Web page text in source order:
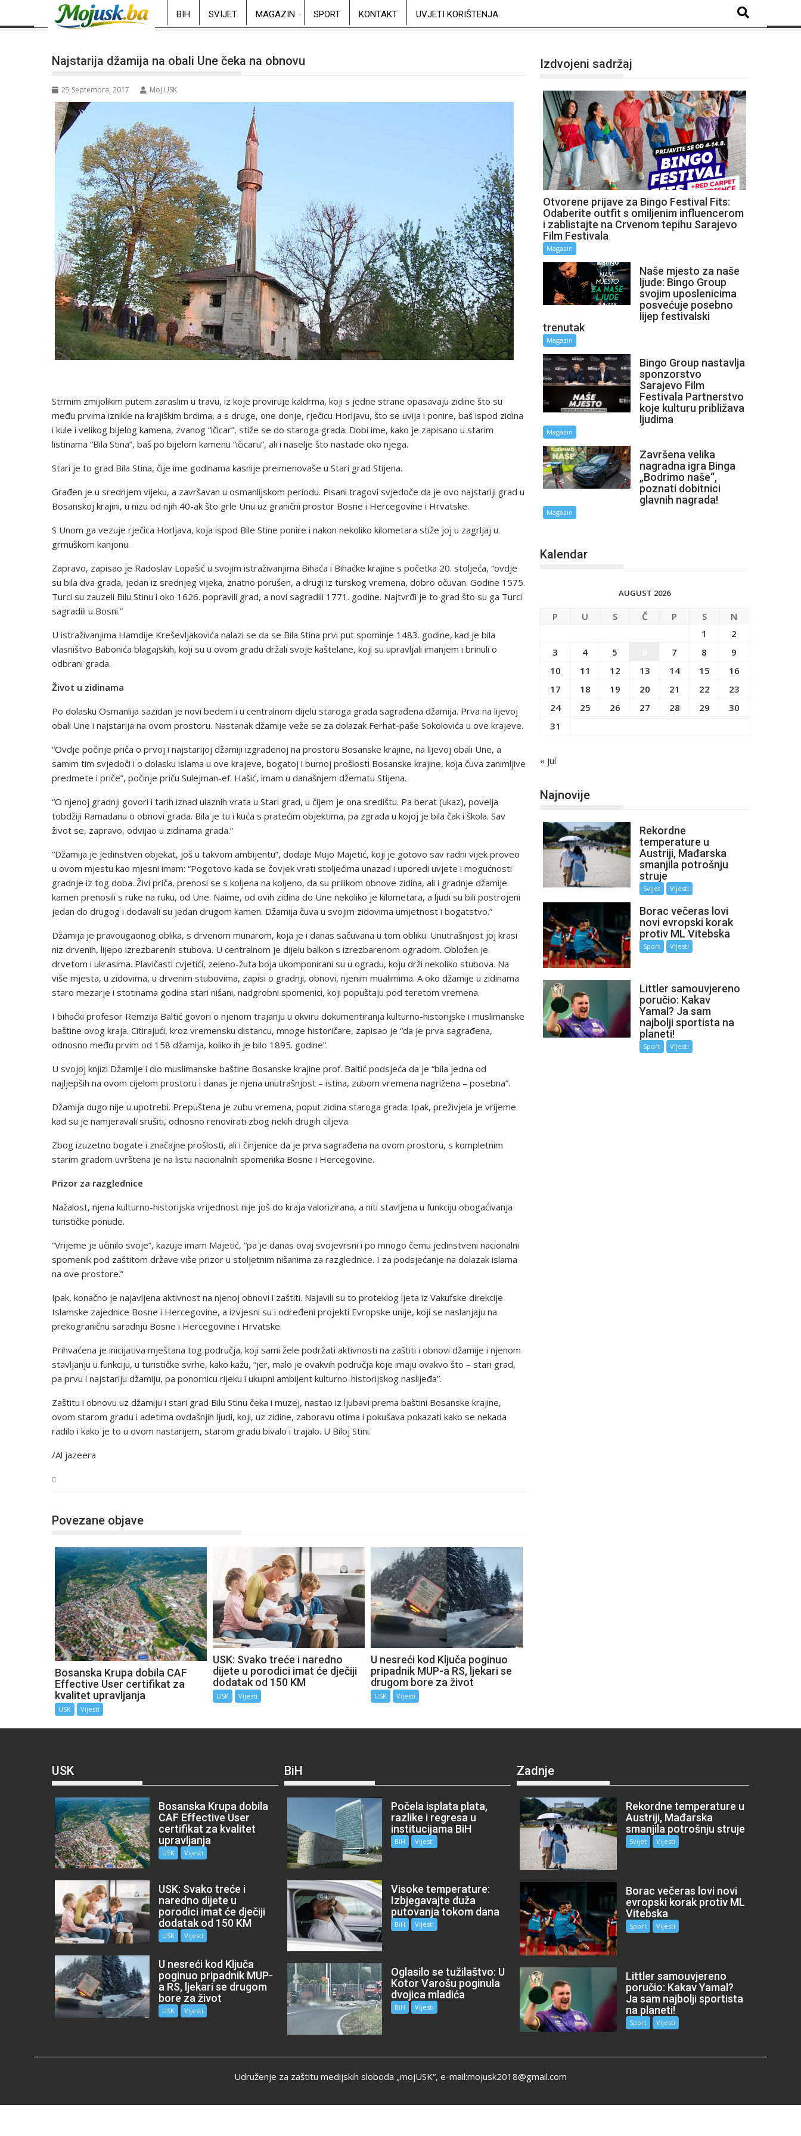
BIH SVIJET MAGAZIN SPORT KONTAKT UVJETI KORIŠTENJA
Najstarija džamija na obali Une čeka na obnovu
25 Septembra, 2017 Moj USK
Strmim zmijolikim putem zaraslim u travu, iz koje proviruje kaldrma, koji s jedne strane opasavaju zidine što su
među prvima iznikle na krajiškim brdima, a s druge, one donje, rječicu Horljavu, što se uvija i ponire, baš ispod zidina
i kule i velikog bijelog kamena, zvanog “ičicar”, stiže se do staroga grada. Dobi ime, kako je zapisano u starim
listinama “Bila Stina”, baš po bijelom kamenu “ičicaru”, ali i naselje što nastade oko njega.
Stari je to grad Bila Stina, čije ime godinama kasnije preimenovaše u Stari grad Stijena.
Građen je u srednjem vijeku, a završavan u osmanlijskom periodu. Pisani tragovi svjedoče da je ovo najstariji grad u
Bosanskoj krajini, u nizu od njih 40-ak što grle Unu uz granični prostor Bosne i Hercegovine i Hrvatske.
S Unom ga vezuje rječica Horljava, koja ispod Bile Stine ponire i nakon nekoliko kilometara stiže joj u zagrljaj u
grmuškom kanjonu.
Zapravo, zapisao je Radoslav Lopašić u svojim istraživanjima Bihaća i Bihaćke krajine s početka 20. stoljeća, “ovdje
su bila dva grada, jedan iz srednjeg vijeka, znatno porušen, a drugi iz turskog vremena, dobro očuvan. Godine 1575.
Turci su zauzeli Bilu Stinu i oko 1626. popravili grad, a novi sagradili 1771. godine. Najtvrđi je to grad što su ga Turci
sagradili u Bosni.”
U istraživanjima Hamdije Kreševljakovića nalazi se da se Bila Stina prvi put spominje 1483. godine, kad je bila
vlasništvo Babonića blagajskih, koji su u ovom gradu držali svoje kaštelane, koji su upravljali imanjem i brinuli o
odbrani grada.
Život u zidinama
Po dolasku Osmanlija sazidan je novi bedem i u centralnom dijelu staroga grada sagrađena džamija. Prva na lijevoj
obali Une i najstarija na ovom prostoru. Nastanak džamije veže se za dolazak Ferhat-paše Sokolovića u ove krajeve.
“Ovdje počinje priča o prvoj i najstarijoj džamiji izgrađenoj na prostoru Bosanske krajine, na lijevoj obali Une, a
samim tim svjedoči i o dolasku islama u ove krajeve, bogatoj i burnoj prošlosti Bosanske krajine, koja čuva zanimljive
predmete i priče”, počinje priču Sulejman-ef. Hašić, imam u današnjem džematu Stijena.
“O njenoj gradnji govori i tarih iznad ulaznih vrata u Stari grad, u čijem je ona središtu. Pa berat (ukaz), povelja
tobdžiji Ramadanu o obnovi grada. Bila je tu i kuća s pratećim objektima, pa zgrada u kojoj je bila čak i škola. Sav
život se, zapravo, odvijao u zidinama grada.”
“Džamija je jedinstven objekat, još u takvom ambijentu”, dodaje Mujo Majetić, koji je gotovo sav radni vijek proveo
u ovom mjestu kao mjesni imam: “Pogotovo kada se čovjek vrati stoljećima unazad i uporedi uvjete i mogućnosti
gradnje iz tog doba. Živi priča, prenosi se s koljena na koljeno, da su prilikom obnove zidina, ali i gradnje džamije
kamen prenosili s ruke na ruku, od Une. Naime, od ovih zidina do Une nekoliko je kilometara, a ljudi su bili postrojeni
jedan do drugog i dodavali su jedan drugom kamen. Džamija čuva u svojim zidovima umjetnost i bogatstvo.”
Džamija je pravougaonog oblika, s drvenom munarom, koja je i danas sačuvana u tom obliku. Unutrašnjost joj krasi
niz drvenih, lijepo izrezbarenih stubova. U centralnom je dijelu balkon s izrezbarenom ogradom. Obložen je
drvetom i ukrasima. Plavičasti cvjetići, zeleno-žuta boja ukomponirani su u ogradu, koju drži nekoliko stubova. Na
više mjesta, u zidovima, u drvenim stubovima, zapisi o gradnji, obnovi, njenim mualimima. A oko džamije u zidinama
staro mezarje i stotinama godina stari nišani, nadgrobni spomenici, koji popuštaju pod teretom vremena.
I bihaćki profesor Remzija Baltić govori o njenom trajanju u okviru dokumentiranja kulturno-historijske i muslimanske
baštine ovog kraja. Citirajući, kroz vremensku distancu, mnoge historičare, zapisao je “da je prva sagrađena,
odnosno među prvim od 158 džamija, koliko ih je bilo 1895. godine”.
U svojoj knjizi Džamije i dio muslimanske baštine Bosanske krajine prof. Baltić podsjeća da je “bila jedna od
najljepših na ovom cijelom prostoru i danas je njena unutrašnjost – istina, zubom vremena nagrižena – posebna”.
Džamija dugo nije u upotrebi. Prepuštena je zubu vremena, poput zidina staroga grada. Ipak, preživjela je vrijeme
kad su je namjeravali srušiti, odnosno renovirati zbog nekih drugih ciljeva.
Zbog izuzetno bogate i značajne prošlosti, ali i činjenice da je prva sagrađena na ovom prostoru, s kompletnim
starim gradom uvrštena je na listu nacionalnih spomenika Bosne i Hercegovine.
Prizor za razglednice
Nažalost, njena kulturno-historijska vrijednost nije još do kraja valorizirana, a niti stavljena u funkciju obogaćivanja
turističke ponude.
“Vrijeme je učinilo svoje”, kazuje imam Majetić, “pa je danas ovaj svojevrsni i po mnogo čemu jedinstveni nacionalni
spomenik pod zaštitom države više prizor u stoljetnim nišanima za razglednice. I za podsjećanje na dolazak islama
na ove prostore.”
Ipak, konačno je najavljena aktivnost na njenoj obnovi i zaštiti. Najavili su to proteklog ljeta iz Vakufske direkcije
Islamske zajednice Bosne i Hercegovine, a izvjesni su i određeni projekti Evropske unije, koji se naslanjaju na
prekograničnu saradnju Bosne i Hercegovine i Hrvatske.
Prihvaćena je inicijativa mještana tog područja, koji sami žele podržati aktivnosti na zaštiti i obnovi džamije i njenom
stavljanju u funkciju, u turističke svrhe, kako kažu, “jer, malo je ovakvih područja koje imaju ovakvo što – stari grad,
pa prvu i najstariju džamiju, pa ponornicu rijeku i ukupni ambijent kulturno-historijskog naslijeđa”.
Zaštitu i obnovu uz džamiju i stari grad Bilu Stinu čeka i muzej, nastao iz ljubavi prema baštini Bosanske krajine,
ovom starom gradu i adetima ovdašnjih ljudi, koji, uz zidine, zaboravu otima i pokušava pokazati kako se nekada
radilo i kako je to u ovom nastarijem, starom gradu bivalo i trajalo. U Biloj Stini.
/Al jazeera
Povezane objave
Bosanska Krupa dobila CAF
Effective User certifikat za
kvalitet upravljanja
USK Vijesti
USK: Svako treće i naredno
dijete u porodici imat će dječiji
dodatak od 150 KM
USK Vijesti
U nesreći kod Ključa poginuo
pripadnik MUP-a RS, ljekari se
drugom bore za život
USK Vijesti
Izdvojeni sadržaj
Otvorene prijave za Bingo Festival Fits:
Odaberite outfit s omiljenim influencerom
i zablistajte na Crvenom tepihu Sarajevo
Film Festivala
Magazin
Naše mjesto za naše
ljude: Bingo Group
svojim uposlenicima
posvećuje posebno
lijep festivalski
trenutak
Magazin
Bingo Group nastavlja
sponzorstvo
Sarajevo Film
Festivala Partnerstvo
koje kulturu približava
ljudima
Magazin
Završena velika
nagradna igra Binga
„Bodrimo naše“,
poznati dobitnici
glavnih nagrada!
Magazin
Kalendar
AUGUST 2026
P U S Č P S
N
1
2
3
4 5 7 8
9
10
11 12 13 14 15
16
17
18 19 20 21 22
23
24
25 26 27 28 29
30
31
« jul
Najnovije
Rekordne
temperature u
Austriji, Mađarska
smanjila potrošnju
struje
Svijet Vijesti
Borac večeras lovi
novi evropski korak
protiv ML Vitebska
Sport Vijesti
Littler samouvjereno
poručio: Kakav
Yamal? Ja sam
najbolji sportista na
planeti!
Sport Vijesti
USK
Bosanska Krupa dobila
CAF Effective User
certifikat za kvalitet
upravljanja
USK Vijesti
USK: Svako treće i
naredno dijete u
porodici imat će dječiji
dodatak od 150 KM
USK Vijesti
U nesreći kod Ključa
poginuo pripadnik MUP-
a RS, ljekari se drugom
bore za život
USK Vijesti
BiH
Počela isplata plata,
razlike i regresa u
institucijama BiH
BiH Vijesti
Visoke temperature:
Izbjegavajte duža
putovanja tokom dana
BiH Vijesti
Oglasilo se tužilaštvo: U
Kotor Varošu poginula
dvojica mladića
BiH Vijesti
Zadnje
Rekordne temperature u
Austriji, Mađarska
smanjila potrošnju struje
Svijet Vijesti
Borac večeras lovi novi
evropski korak protiv ML
Vitebska
Sport Vijesti
Littler samouvjereno
poručio: Kakav Yamal?
Ja sam najbolji sportista
na planeti!
Sport Vijesti
Udruženje za zaštitu medijskih sloboda „mojUSK“, e-mail:mojusk2018@gmail.com